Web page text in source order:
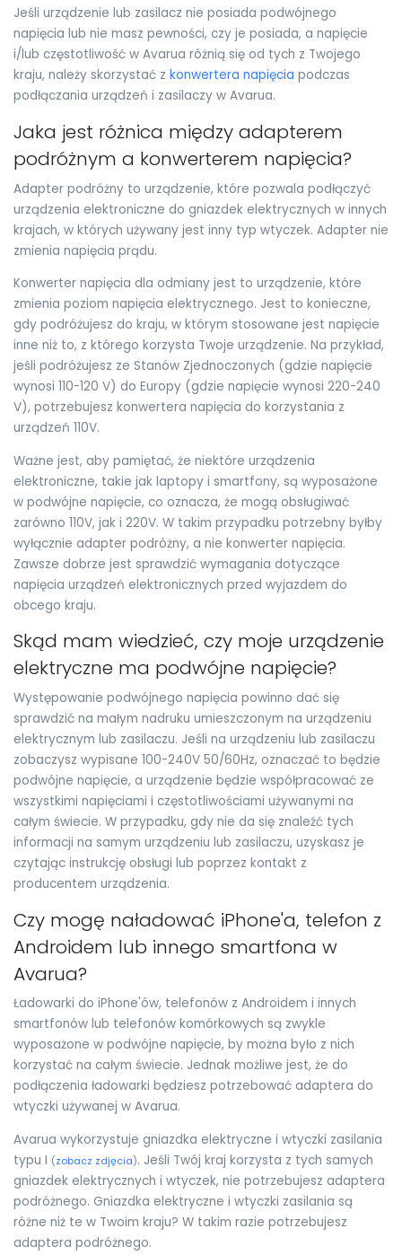
Jeśli urządzenie lub zasilacz nie posiada podwójnego
napięcia lub nie masz pewności, czy je posiada, a napięcie
i/lub częstotliwość w Avarua różnią się od tych z Twojego
kraju, należy skorzystać z konwertera napięcia podczas
podłączania urządzeń i zasilaczy w Avarua.
Jaka jest różnica między adapterem
podróżnym a konwerterem napięcia?
Adapter podróżny to urządzenie, które pozwala podłączyć
urządzenia elektroniczne do gniazdek elektrycznych w innych
krajach, w których używany jest inny typ wtyczek. Adapter nie
zmienia napięcia prądu.
Konwerter napięcia dla odmiany jest to urządzenie, które
zmienia poziom napięcia elektrycznego. Jest to konieczne,
gdy podróżujesz do kraju, w którym stosowane jest napięcie
inne niż to, z którego korzysta Twoje urządzenie. Na przykład,
jeśli podróżujesz ze Stanów Zjednoczonych (gdzie napięcie
wynosi 110-120 V) do Europy (gdzie napięcie wynosi 220-240
V), potrzebujesz konwertera napięcia do korzystania z
urządzeń 110V.
Ważne jest, aby pamiętać, że niektóre urządzenia
elektroniczne, takie jak laptopy i smartfony, są wyposażone
w podwójne napięcie, co oznacza, że mogą obsługiwać
zarówno 110V, jak i 220V. W takim przypadku potrzebny byłby
wyłącznie adapter podróżny, a nie konwerter napięcia.
Zawsze dobrze jest sprawdzić wymagania dotyczące
napięcia urządzeń elektronicznych przed wyjazdem do
obcego kraju.
Skąd mam wiedzieć, czy moje urządzenie
elektryczne ma podwójne napięcie?
Występowanie podwójnego napięcia powinno dać się
sprawdzić na małym nadruku umieszczonym na urządzeniu
elektrycznym lub zasilaczu. Jeśli na urządzeniu lub zasilaczu
zobaczysz wypisane 100-240V 50/60Hz, oznaczać to będzie
podwójne napięcie, a urządzenie będzie współpracować ze
wszystkimi napięciami i częstotliwościami używanymi na
całym świecie. W przypadku, gdy nie da się znaleźć tych
informacji na samym urządzeniu lub zasilaczu, uzyskasz je
czytając instrukcję obsługi lub poprzez kontakt z
producentem urządzenia.
Czy mogę naładować iPhone'a, telefon z
Androidem lub innego smartfona w
Avarua?
Ładowarki do iPhone'ów, telefonów z Androidem i innych
smartfonów lub telefonów komórkowych są zwykle
wyposażone w podwójne napięcie, by można było z nich
korzystać na całym świecie. Jednak możliwe jest, że do
podłączenia ładowarki będziesz potrzebować adaptera do
wtyczki używanej w Avarua.
Avarua wykorzystuje gniazdka elektryczne i wtyczki zasilania
typu I (zobacz zdjęcia). Jeśli Twój kraj korzysta z tych samych
gniazdek elektrycznych i wtyczek, nie potrzebujesz adaptera
podróżnego. Gniazdka elektryczne i wtyczki zasilania są
różne niż te w Twoim kraju? W takim razie potrzebujesz
adaptera podróżnego.